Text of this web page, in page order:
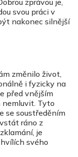
svou práci v
nakonec silnější
změnilo život,
i fyzicky na
před vnějším
Tyto
se soustředěním
ráno z
je
svého